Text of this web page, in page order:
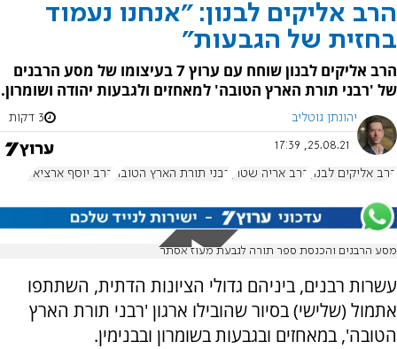
הרב אליקים לבנון: "אנחנו נעמוד
בחזית של הגבעות"
הרב אליקים לבנון שוחח עם ערוץ 7 בעיצומו של מסע הרבנים
של 'רבני תורת הארץ הטובה' למאחזים ולגבעות יהודה ושומרון.
יהונתן גוטליב 3 דקות
25.08.21, 17:39
הרב אליקים לבנון הרב אריה שטרן רבני תורת הארץ הטובה הרב יוסף ארציאל
מסע הרבנים והכנסת ספר תורה לגבעת מעוז אסתר
עשרות רבנים, ביניהם גדולי הציונות הדתית, השתתפו
אתמול (שלישי) בסיור שהובילו ארגון 'רבני תורת הארץ
הטובה', במאחזים ובגבעות בשומרון ובבנימין.